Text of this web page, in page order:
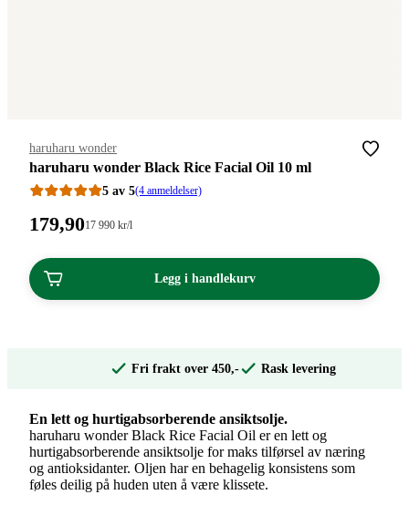
Merke:
haruharu wonder
haruharu wonder Black Rice Facial Oil 10 ml
5 av 5(4 anmeldelser)
Pris:
kroner.
179,90Stykkpris:
990,00/l
17 990 kr/l
Legg i handlekurv
Fri frakt over 450,- Rask levering
En lett og hurtigabsorberende ansiktsolje.
haruharu wonder Black Rice Facial Oil er en lett og
hurtigabsorberende ansiktsolje for maks tilførsel av næring
og antioksidanter. Oljen har en behagelig konsistens som
føles deilig på huden uten å være klissete.